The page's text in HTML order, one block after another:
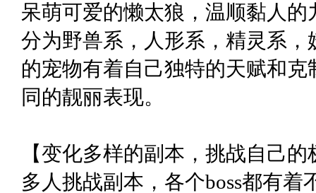
呆萌可爱的懒太狼，温顺黏人
分为野兽系，人形系，精灵系
的宠物有着自己独特的天赋和
同的靓丽表现。
【变化多样的副本，挑战自己的
多人挑战副本，各个boss都有